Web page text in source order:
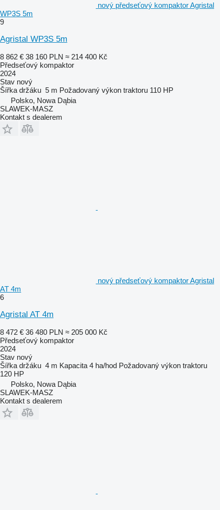
nový předseťový kompaktor Agristal
WP3S 5m
9
Agristal WP3S 5m
8 862 € 38 160 PLN ≈ 214 400 Kč
Předseťový kompaktor
2024
Stav nový
Šířka držáku 5 m Požadovaný výkon traktoru 110 HP
Polsko, Nowa Dąbia
SLAWEK-MASZ
Kontakt s dealerem
nový předseťový kompaktor Agristal
AT 4m
6
Agristal AT 4m
8 472 € 36 480 PLN ≈ 205 000 Kč
Předseťový kompaktor
2024
Stav nový
Šířka držáku 4 m Kapacita 4 ha/hod Požadovaný výkon traktoru
120 HP
Polsko, Nowa Dąbia
SLAWEK-MASZ
Kontakt s dealerem